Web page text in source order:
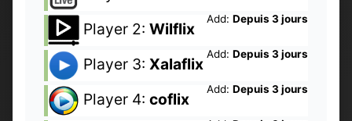
Add: Depuis 3 jours
Player 2: Wilflix
Add: Depuis 3 jours
Player 3: Xalaflix
Add: Depuis 3 jours
Player 4: coflix